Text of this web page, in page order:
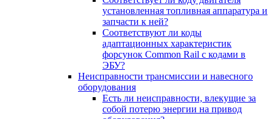
установленная топливная аппаратура и
запчасти к ней?
Соответствуют ли коды
адаптационных характеристик
форсунок Сommon Rail с кодами в
ЭБУ?
Неисправности трансмиссии и навесного
оборудования
Есть ли неисправности, влекущие за
собой потерю энергии на привод